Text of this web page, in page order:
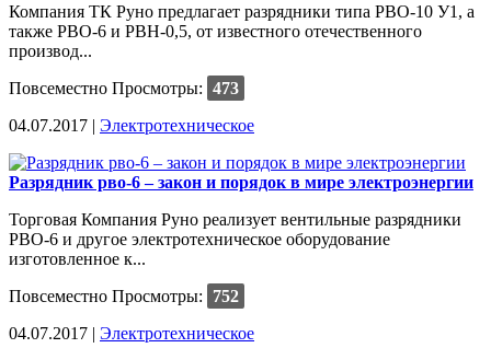
Компания ТК Руно предлагает разрядники типа РВО-10 У1, а
также РВО-6 и РВН-0,5, от известного отечественного
производ...
Повсеместно Просмотры: 473
04.07.2017 | Электротехническое
Разрядник рво-6 – закон и порядок в мире электроэнергии
Торговая Компания Руно реализует вентильные разрядники
РВО-6 и другое электротехническое оборудование
изготовленное к...
Повсеместно Просмотры:
752
04.07.2017 | Электротехническое